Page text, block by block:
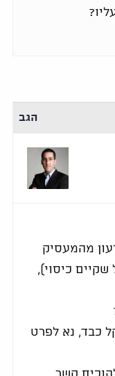
הגב
מהמעסיק
כיסוי),
כבד, נא לפרט